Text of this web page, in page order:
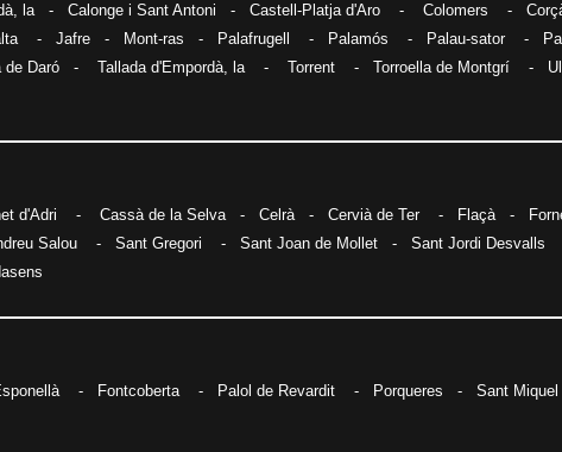
la- Calonge i Sant Antoni - Castell-Platja d'Aro- Colomers -
- Jafre- Mont-ras - Palafrugell - Palamós - Palau-sator -
de Daró- Tallada d'Empordà, la- Torrent - Torroella de Montgrí-
d'Adri - Cassà de la Selva- Celrà- Cervià de Ter- Flaçà-
Salou- Sant Gregori - Sant Joan de Mollet- Sant Jordi Desvalls
- Fontcoberta- Palol de Revardit- Porqueres - Sant